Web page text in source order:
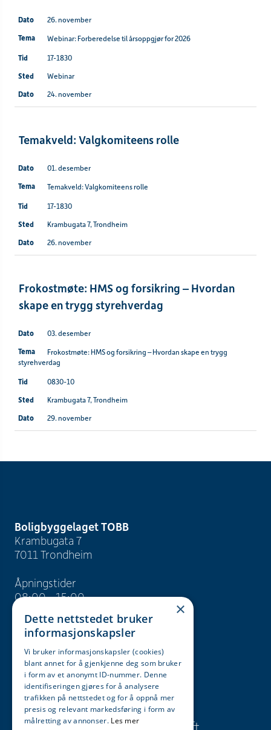
26. november
Webinar: Forberedelse til årsoppgjør for 2026
17-1830
Webinar
24. november
Temakveld: Valgkomiteens rolle
01. desember
Temakveld: Valgkomiteens rolle
17-1830
Krambugata 7, Trondheim
26. november
Frokostmøte: HMS og forsikring – Hvordan
skape en trygg styrehverdag
03. desember
Frokostmøte: HMS og forsikring – Hvordan skape en trygg
styrehverdag
0830-10
Krambugata 7, Trondheim
29. november
Boligbyggelaget TOBB
Krambugata 7
7011 Trondheim
Åpningstider
08:00 - 15:00
info@tobb.no
+47 73 83 15 00
Org. nr. 946 629 243
Søk
Presse og
Karriere
Bærekraft
×
Dette nettstedet bruker
informasjonskapsler
Vi bruker informasjonskapsler (cookies)
blant annet for å gjenkjenne deg som bruker
i form av et anonymt ID-nummer. Denne
identifiseringen gjøres for å analysere
trafikken på nettstedet og for å oppnå mer
presis og relevant markedsføring i form av
målretting av annonser. Les mer